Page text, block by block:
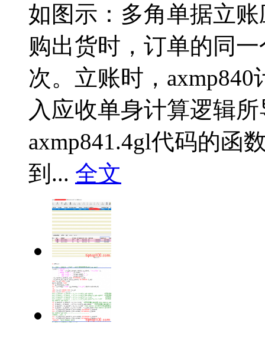
如图示：多角单据立
购出货时，订单的同
次。立账时，
入应收单身计算逻辑
axmp841.4gl代码的函
到... 全文